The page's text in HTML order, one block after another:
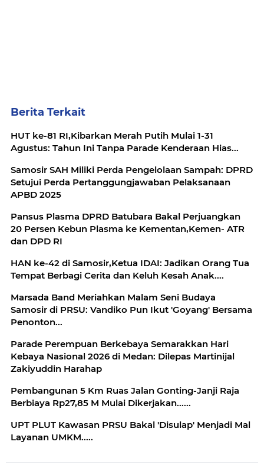
Berita Terkait
HUT ke-81 RI,Kibarkan Merah Putih Mulai 1-31
Agustus: Tahun Ini Tanpa Parade Kenderaan Hias...
Samosir SAH Miliki Perda Pengelolaan Sampah: DPRD
Setujui Perda Pertanggungjawaban Pelaksanaan
APBD 2025
Pansus Plasma DPRD Batubara Bakal Perjuangkan
20 Persen Kebun Plasma ke Kementan,Kemen- ATR
dan DPD RI
HAN ke-42 di Samosir,Ketua IDAI: Jadikan Orang Tua
Tempat Berbagi Cerita dan Keluh Kesah Anak....
Marsada Band Meriahkan Malam Seni Budaya
Samosir di PRSU: Vandiko Pun Ikut 'Goyang' Bersama
Penonton...
Parade Perempuan Berkebaya Semarakkan Hari
Kebaya Nasional 2026 di Medan: Dilepas Martinijal
Zakiyuddin Harahap
Pembangunan 5 Km Ruas Jalan Gonting-Janji Raja
Berbiaya Rp27,85 M Mulai Dikerjakan......
UPT PLUT Kawasan PRSU Bakal 'Disulap' Menjadi Mal
Layanan UMKM.....